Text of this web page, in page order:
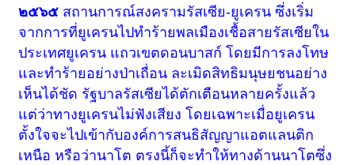
๒๕๖๕ สถานการณ์สงครามรัสเซีย-ยูเครน ซึ่งเริ่ม
จากการที่ยูเครนไปทำร้ายพลเมืองเชื้อสายรัสเซียใน
ประเทศยูเครน แถวเขตดอนบาสก์ โดยมีการลงโทษ
และทำร้ายอย่างป่าเถื่อน ละเมิดสิทธิมนุษยชนอย่าง
เห็นได้ชัด รัฐบาลรัสเซียได้ตักเตือนหลายครั้งแล้ว
แต่ว่าทางยูเครนไม่ฟังเสียง โดยเฉพาะเมื่อยูเครน
ตั้งใจจะไปเข้ากับองค์การสนธิสัญญาแอตแลนติก
เหนือ หรือว่านาโต ตรงนี้ก็จะทำให้ทางด้านนาโตซึ่ง